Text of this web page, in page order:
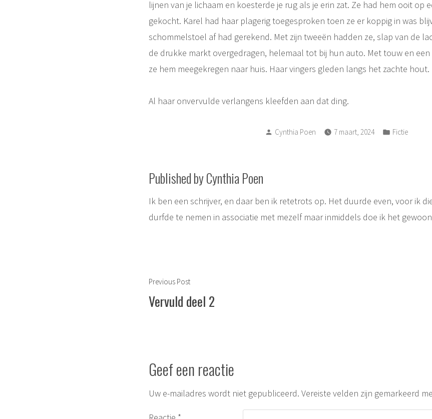
lijnen van je lichaam en koesterde je rug als je erin zat. Ze had hem ooit op
gekocht. Karel had haar plagerig toegesproken toen ze er koppig in was
schommelstoel af had gerekend. Met zijn tweeën hadden ze, slap van de
de drukke markt overgedragen, helemaal tot bij hun auto. Met touw en
ze hem meegekregen naar huis. Haar vingers gleden langs het zachte hout.
Al haar onvervulde verlangens kleefden aan dat ding.
Posted
Cynthia Poen 7 maart, 2024
Posted
Fictie
Published by Cynthia Poen
Ik ben een schrijver, en daar ben ik retetrots op. Het duurde even, voor ik
durfde te nemen in associatie met mezelf maar inmiddels doe ik het
Berichtnavigatie
Previous PostPrevious
post:
Vervuld deel 2
Geef een reactie
Uw e-mailadres wordt niet gepubliceerd. Vereiste velden zijn gemarkeerd